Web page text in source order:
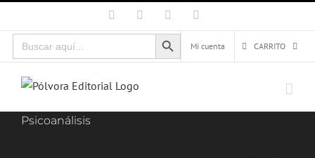
al
contenido
Facebook Instagram
Buscar:
Botón de búsqueda
Mi cuenta
CARRITO
Psicoanálisis